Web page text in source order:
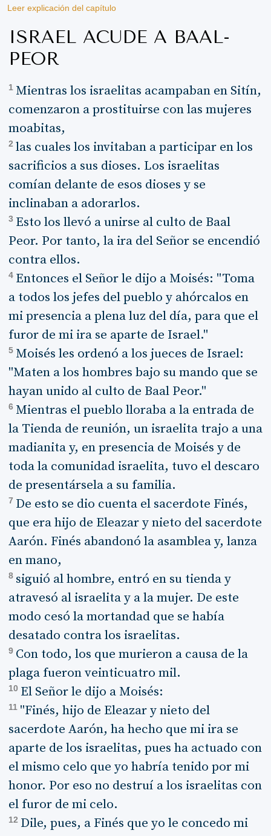
Leer explicación del capítulo
ISRAEL ACUDE A BAAL-
PEOR
1 Mientras los israelitas acampaban en Sitín,
comenzaron a prostituirse con las mujeres
moabitas,
2 las cuales los invitaban a participar en los
sacrificios a sus dioses. Los israelitas
comían delante de esos dioses y se
inclinaban a adorarlos.
3 Esto los llevó a unirse al culto de Baal
Peor. Por tanto, la ira del Señor se encendió
contra ellos.
4 Entonces el Señor le dijo a Moisés: "Toma
a todos los jefes del pueblo y ahórcalos en
mi presencia a plena luz del día, para que el
furor de mi ira se aparte de Israel."
5 Moisés les ordenó a los jueces de Israel:
"Maten a los hombres bajo su mando que se
hayan unido al culto de Baal Peor."
6 Mientras el pueblo lloraba a la entrada de
la Tienda de reunión, un israelita trajo a una
madianita y, en presencia de Moisés y de
toda la comunidad israelita, tuvo el descaro
de presentársela a su familia.
7 De esto se dio cuenta el sacerdote Finés,
que era hijo de Eleazar y nieto del sacerdote
Aarón. Finés abandonó la asamblea y, lanza
en mano,
8 siguió al hombre, entró en su tienda y
atravesó al israelita y a la mujer. De este
modo cesó la mortandad que se había
desatado contra los israelitas.
9 Con todo, los que murieron a causa de la
plaga fueron veinticuatro mil.
10 El Señor le dijo a Moisés:
11 "Finés, hijo de Eleazar y nieto del
sacerdote Aarón, ha hecho que mi ira se
aparte de los israelitas, pues ha actuado con
el mismo celo que yo habría tenido por mi
honor. Por eso no destruí a los israelitas con
el furor de mi celo.
12 Dile, pues, a Finés que yo le concedo mi